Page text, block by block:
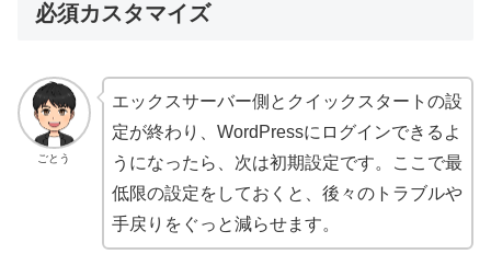
必須カスタマイズ
ごとう
エックスサーバー側とクイックスタートの設
定が終わり、WordPressにログインできるよ
うになったら、次は初期設定です。ここで最
低限の設定をしておくと、後々のトラブルや
手戻りをぐっと減らせます。